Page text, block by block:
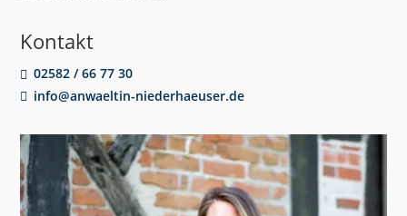
Kontakt
02582 / 66 77 30
info@anwaeltin-niederhaeuser.de